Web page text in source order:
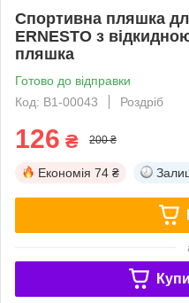
Спортивна пляшка
ERNESTO з
пляшка
Готово до відправки
Код: B1-00043
Роздріб
126 ₴ 200 ₴
Економія 74 ₴